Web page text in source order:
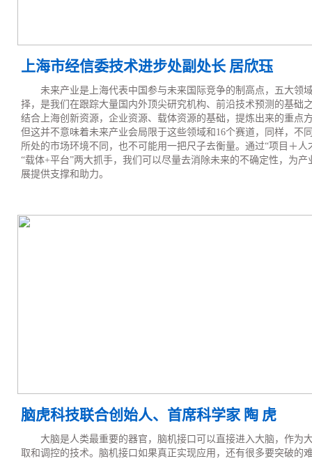
上海市经信委技术进步处副处长 居欣珏
未来产业是上海代表中国参与未来国际竞争的制高点，五大领
择，是我们在跟踪大量国内外顶尖研究机构、前沿技术预测的基础
结合上海创新资源，企业资源、载体资源的基础，提炼出来的重点
但这并不意味着未来产业会局限于这些领域和16个赛道，同样，不
所处的市场环境不同，也不可能用一把尺子去衡量。通过“项目＋人
“载体+平台”两大抓手，我们可以尽量去消除未来的不确定性，为产
展提供支撑和助力。
脑虎科技联合创始人、首席科学家 陶 虎
大脑是人类最重要的器官，脑机接口可以直接进入大脑，作为
取和调控的技术。脑机接口如果真正实现应用，还有很多要突破的